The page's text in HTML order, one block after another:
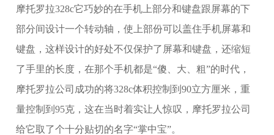
摩托罗拉328c它巧妙的在手机上部分和键盘跟屏幕的下
部分间设计一个转动轴，使上部份可以盖住手机屏幕和
键盘，这样设计的好处不仅保护了屏幕和键盘，还缩短
了手里的长度，在那个手机都是“傻、大、粗”的时代，
摩托罗拉公司成功的将328c体积控制到90立方厘米，重
量控制到95克，这在当时着实让人惊叹，摩托罗拉公司
给它取了个十分贴切的名字“掌中宝”。